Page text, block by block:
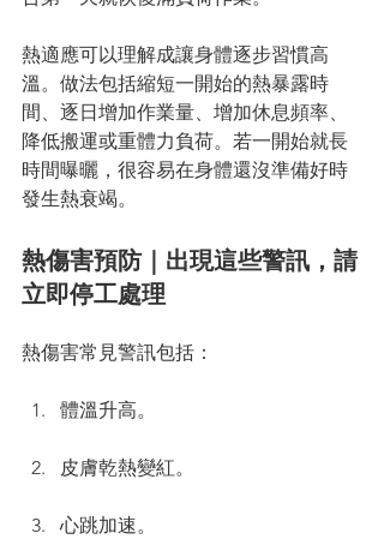
熱適應可以理解成讓身體逐步習慣高
溫。做法包括縮短一開始的熱暴露時
間、逐日增加作業量、增加休息頻率、
降低搬運或重體力負荷。若一開始就長
時間曝曬，很容易在身體還沒準備好時
發生熱衰竭。
熱傷害預防｜出現這些警訊，請
立即停工處理
熱傷害常見警訊包括：
體溫升高。
皮膚乾熱變紅。
心跳加速。